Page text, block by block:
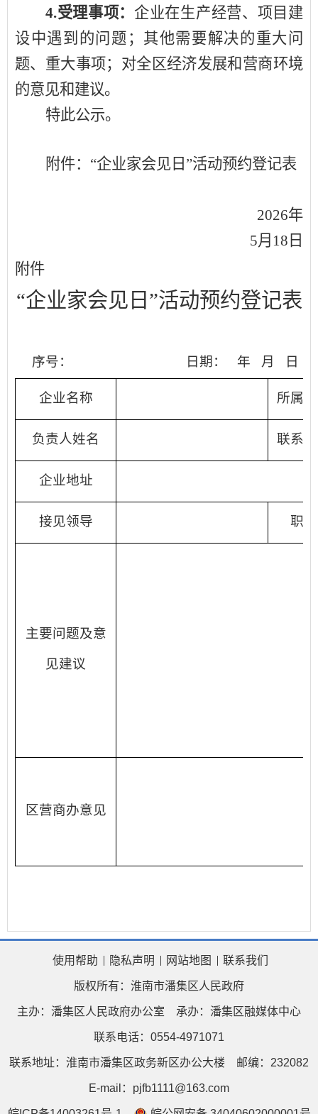
4.受理事项： 企业在生产经营、项目建
设中遇到的问题；其他需要解决的重大问
题、重大事项；对全区经济发展和营商环境
的意见和建议。
特此公示。
附件： “企业家会见日”活动预约登记表
2026年
5月 18 日
附件
“企业家会见日”活动预约登记表
序号： 日期： 年 月 日
企业名称 所属
负责人姓名 联系
企业地址
接见领导 职务
主要问题及意
见建议
区营商办意见
使用帮助 隐私声明 网站地图 联系我们
版权所有：淮南市潘集区人民政府
主办：潘集区人民政府办公室 承办：潘集区融媒体中心
联系电话：0554-4971071
联系地址：淮南市潘集区政务新区办公大楼 邮编：232082
E-mail：pjfb1111@163.com